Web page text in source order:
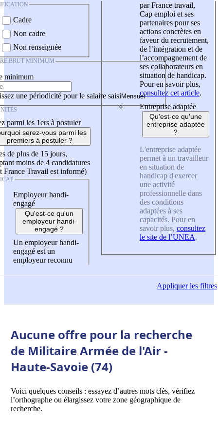
Cadre
Non cadre
Non renseignée
BRUT MINIMUM
minimum
une périodicité pour le salaire saisi
parmi les 1ers à postuler
serez-vous parmi les
premiers à postuler ?
de plus de 15 jours,
moins de 4 candidatures
France Travail est informé)
Employeur handi-
engagé
Qu'est-ce qu'un
employeur handi-
engagé ?
Un employeur handi-
engagé est un
employeur reconnu
par France travail,
Cap emploi et ses
partenaires pour ses
actions concrètes en
faveur du recrutement,
de l’intégration et de
l’accompagnement de
ses collaborateurs en
situation de handicap.
Pour en savoir plus,
consultez cet article.
Entreprise adaptée
Qu'est-ce qu'une
entreprise adaptée
?
L'entreprise adaptée
permet à un travailleur
en situation de
handicap d'exercer
une activité
professionnelle dans
des conditions
adaptées à ses
capacités. Pour en
savoir plus, consultez
le site de l’UNEA.
Appliquerles filtres
Aucune offre pour la recherche
de Militaire Armée de l'Air -
Haute-Savoie (74)
Voici quelques conseils : essayez d’autres mots clés, vérifiez
l’orthographe ou élargissez votre zone géographique de
recherche.